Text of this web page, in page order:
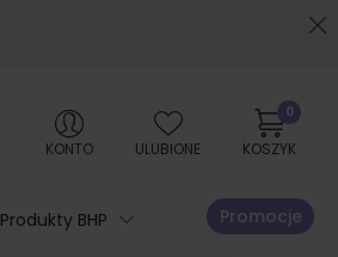
KONTO ULUBIONE KOSZYK
0
Produkty BHP Promocje